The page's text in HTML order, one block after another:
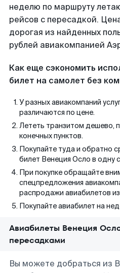
неделю по маршруту
рейсов с пересадкой.
дорогая из найденных
рублей авиакомпанией
Как еще сэкономить
билет на самолет без
У разных авиакомпаний
различаются по цене.
Лететь транзитом дешево,
конечных пунктов.
Покупайте туда и обратно
билет Венеция Осло в одну
При покупке обращайте
спецпредложения
распродажи авиабилетов
Покупайте авиабилет на
Авиабилеты Венеция
пересадками
Вы можете добраться из